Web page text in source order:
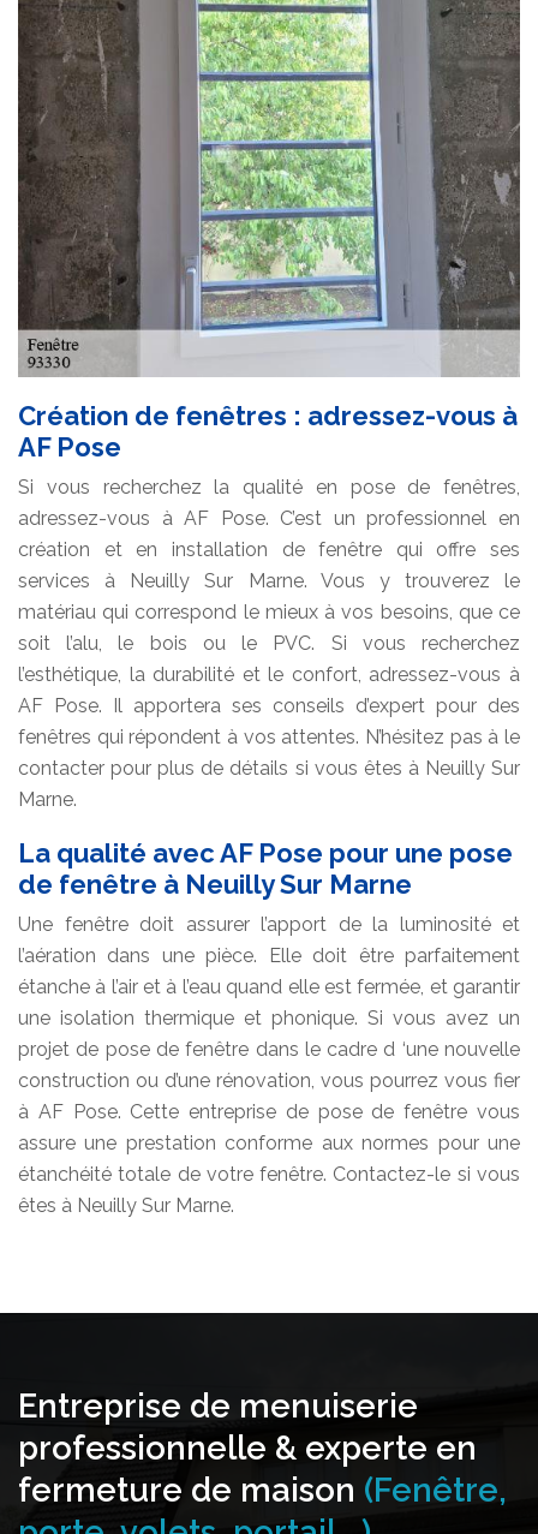
Création de fenêtres : adressez-vous à
AF Pose
Si vous recherchez la qualité en pose de fenêtres,
adressez-vous à AF Pose. C’est un professionnel en
création et en installation de fenêtre qui offre ses
services à Neuilly Sur Marne. Vous y trouverez le
matériau qui correspond le mieux à vos besoins, que ce
soit l’alu, le bois ou le PVC. Si vous recherchez
l’esthétique, la durabilité et le confort, adressez-vous à
AF Pose. Il apportera ses conseils d’expert pour des
fenêtres qui répondent à vos attentes. N’hésitez pas à le
contacter pour plus de détails si vous êtes à Neuilly Sur
Marne.
La qualité avec AF Pose pour une pose
de fenêtre à Neuilly Sur Marne
Une fenêtre doit assurer l’apport de la luminosité et
l’aération dans une pièce. Elle doit être parfaitement
étanche à l’air et à l’eau quand elle est fermée, et garantir
une isolation thermique et phonique. Si vous avez un
projet de pose de fenêtre dans le cadre d ‘une nouvelle
construction ou d’une rénovation, vous pourrez vous fier
à AF Pose. Cette entreprise de pose de fenêtre vous
assure une prestation conforme aux normes pour une
étanchéité totale de votre fenêtre. Contactez-le si vous
êtes à Neuilly Sur Marne.
Entreprise de menuiserie
professionnelle & experte en
fermeture de maison (Fenêtre,